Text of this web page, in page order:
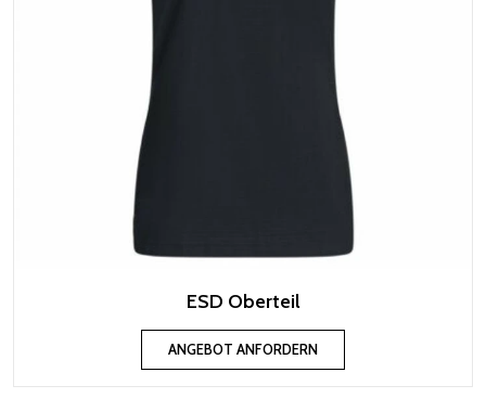
ESD Oberteil
ANGEBOT ANFORDERN